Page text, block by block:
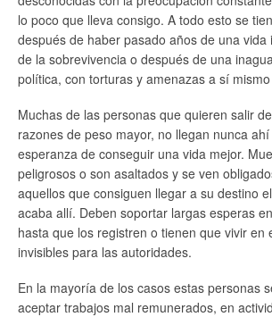
lo poco que lleva consigo. A todo esto se
después de haber pasado años de una
de la sobrevivencia o después de una
política, con torturas y amenazas a sí
Muchas de las personas que quieren salir
razones de peso mayor, no llegan nunca
esperanza de conseguir una vida mejor.
peligrosos o son asaltados y se ven
aquellos que consiguen llegar a su destino
acaba allí. Deben soportar largas esperas
hasta que los registren o tienen que vivir en
invisibles para las autoridades.
En la mayoría de los casos estas personas
aceptar trabajos mal remunerados, en